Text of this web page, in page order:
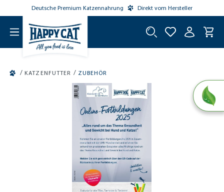
springen
Deutsche Premium Katzennahrung Direkt vom Hersteller
/ KATZENFUTTER / ZUBEHÖR